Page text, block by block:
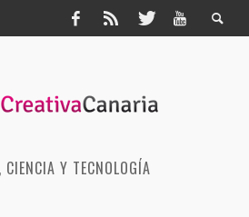
CIENCIA Y TECNOLOGÍA